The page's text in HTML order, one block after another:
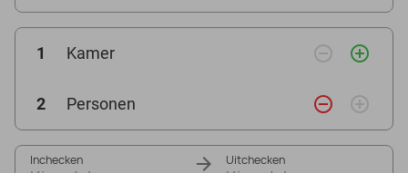
1 Kamer remove_circle_outline add_circle_outline
2 Personen remove_circle_outline add_circle_outline
Inchecken Uitchecken